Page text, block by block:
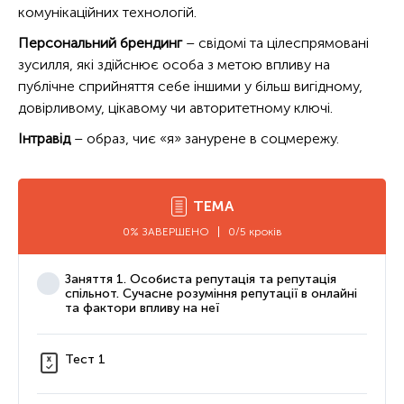
комунікаційних технологій.
Персональний брендинг – свідомі та цілеспрямовані
зусилля, які здійснює особа з метою впливу на
публічне сприйняття себе іншими у більш вигідному,
довірливому, цікавому чи авторитетному ключі.
Інтравід – образ, чиє «я» занурене в соцмережу.
ТЕМА
0% ЗАВЕРШЕНО 0/5 кроків
Заняття 1. Особиста репутація та репутація
спільнот. Сучасне розуміння репутації в онлайні
та фактори впливу на неї
Тест 1